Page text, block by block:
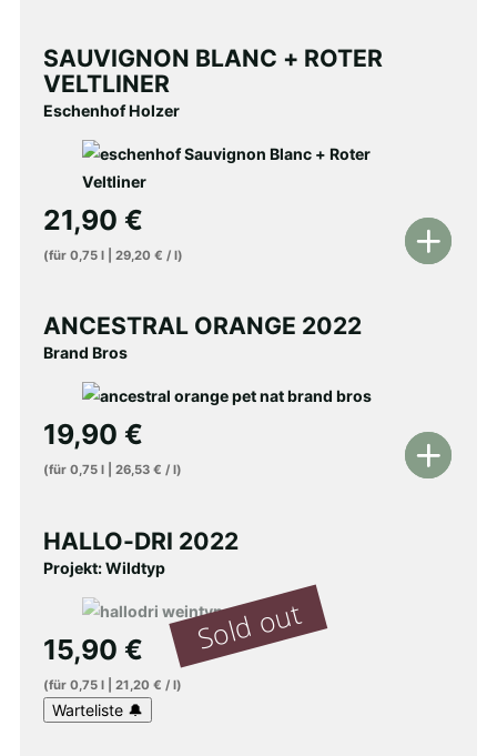
SAUVIGNON BLANC + ROTER
VELTLINER
Eschenhof Holzer
21,90 €
(für 0,75 l| 29,20 € / l)
In
ANCESTRAL ORANGE 2022
Brand Bros
19,90 €
(für 0,75 l| 26,53 € / l)
In
HALLO-DRI 2022
Projekt: Wildtyp
15,90 €
(für 0,75 l| 21,20 € / l)